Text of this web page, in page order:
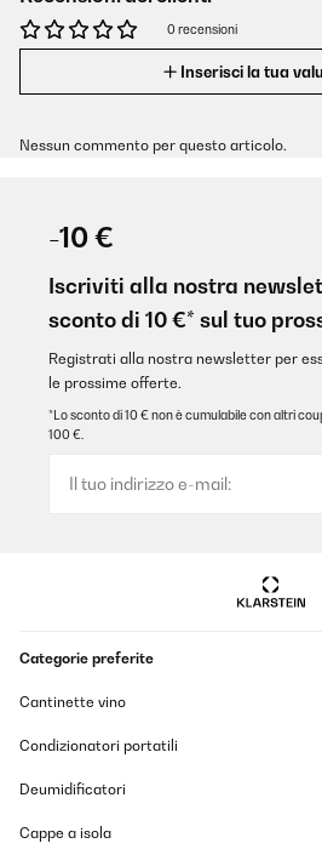
0 recensioni
Inserisci la tua
Nessun commento per questo articolo.
-10 €
Iscriviti alla nostra
sconto di 10 €* sul tuo
Registrati alla nostra newsletter per
le prossime offerte.
*Lo sconto di 10 € non è cumulabile con altri
100 €.
Categorie preferite
Cantinette vino
Condizionatori portatili
Deumidificatori
Cappe a isola